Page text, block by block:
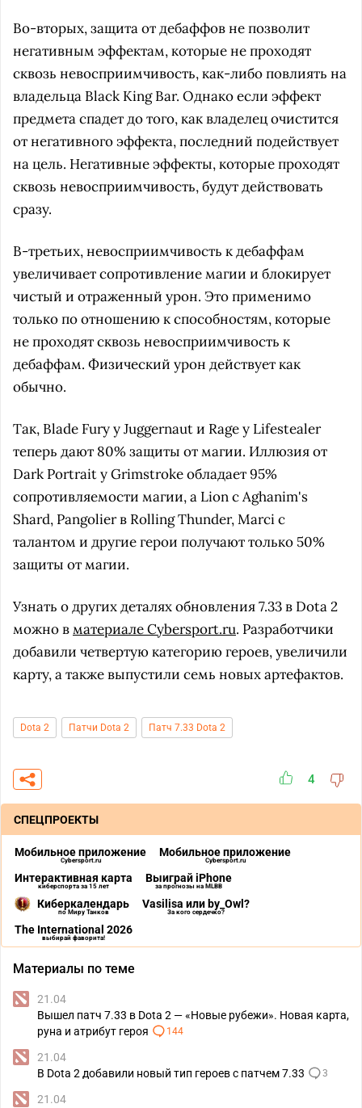
Во-вторых, защита от дебаффов не позволит
негативным эффектам, которые не проходят
сквозь невосприимчивость, как-либо повлиять на
владельца Black King Bar. Однако если эффект
предмета спадет до того, как владелец очистится
от негативного эффекта, последний подействует
на цель. Негативные эффекты, которые проходят
сквозь невосприимчивость, будут действовать
сразу.
В-третьих, невосприимчивость к дебаффам
увеличивает сопротивление магии и блокирует
чистый и отраженный урон. Это применимо
только по отношению к способностям, которые
не проходят сквозь невосприимчивость к
дебаффам. Физический урон действует как
обычно.
Так, Blade Fury у Juggernaut и Rage у Lifestealer
теперь дают 80% защиты от магии. Иллюзия от
Dark Portrait у Grimstroke обладает 95%
сопротивляемости магии, а Lion с Aghanim's
Shard, Pangolier в Rolling Thunder, Marci с
талантом и другие герои получают только 50%
защиты от магии.
Узнать о других деталях обновления 7.33 в Dota 2
можно вматериале Cybersport.ru. Разработчики
добавили четвертую категорию героев, увеличили
карту, а также выпустили семь новых артефактов.
Dota 2 Патчи Dota 2 Патч 7.33 Dota 2
4
СПЕЦПРОЕКТЫ
Мобильное приложение
Cybersport.ru
Мобильное приложение
Cybersport.ru
Интерактивная карта
киберспорта за 15 лет
Выиграй iPhone
за прогнозы на MLBB
Киберкалендарь
по Миру Танков
Vasilisa или by_Owl?
За кого сердечко?
The International 2026
выбирай фаворита!
Материалы по теме
21.04
Вышел патч 7.33 в Dota 2 — «Новые рубежи». Новая карта,
руна и атрибут героя
144
21.04
В Dota 2 добавили новый тип героев с патчем 7.33
3
21.04